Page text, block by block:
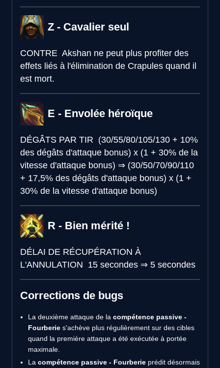
Z - Cavalier seul
CONTRE Akshan ne peut plus profiter des
effets liés à l'élimination de Crapules quand il
est mort.
E - Envolée héroïque
DÉGÂTS PAR TIR (30/55/80/105/130 + 10%
des dégâts d'attaque bonus) x (1 + 30% de la
vitesse d'attaque bonus) ⇒ (30/50/70/90/110
+ 17,5% des dégâts d'attaque bonus) x (1 +
30% de la vitesse d'attaque bonus)
R - Bien mérité !
DÉLAI DE RÉCUPÉRATION À
L'ANNULATION 15 secondes ⇒ 5 secondes
Corrections de bugs
La deuxième attaque de la compétence passive -
Fourberie s'achève plus régulièrement sur des cibles
quand la première attaque a été exécutée à portée
maximale.
La compétence passive - Fourberie prédit désormais